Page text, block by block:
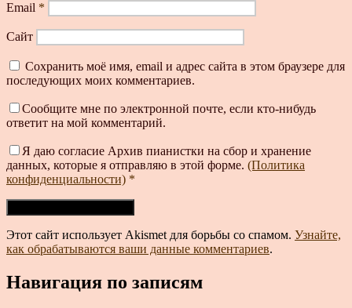
Email *
Сайт
Сохранить моё имя, email и адрес сайта в этом браузере для
последующих моих комментариев.
Сообщите мне по электронной почте, если кто-нибудь
ответит на мой комментарий.
Я даю согласие Архив пианистки на сбор и хранение
данных, которые я отправляю в этой форме. (Политика
конфиденциальности) *
Этот сайт использует Akismet для борьбы со спамом. Узнайте,
как обрабатываются ваши данные комментариев.
Навигация по записям